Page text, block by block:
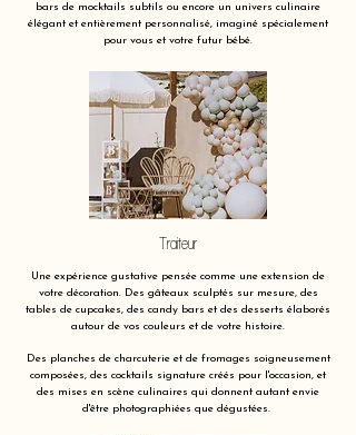
bars de mocktails subtils ou encore un univers culinaire
élégant et entièrement personnalisé, imaginé spécialement
pour vous et votre futur bébé.
Traiteur
Une expérience gustative pensée comme une extension de
votre décoration. Des gâteaux sculptés sur mesure, des
tables de cupcakes, des candy bars et des desserts élaborés
autour de vos couleurs et de votre histoire.
Des planches de charcuterie et de fromages soigneusement
composées, des cocktails signature créés pour l'occasion, et
des mises en scène culinaires qui donnent autant envie
d'être photographiées que dégustées.